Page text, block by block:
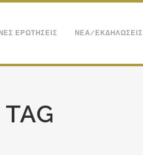
ΕΡΩΤΗΣΕΙΣ ΝΕΑ/ΕΚΔΗΛΩΣΕΙΣ